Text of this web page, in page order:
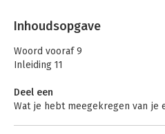
Inhoudsopgave
Woord vooraf 9
Inleiding 11
Deel een
Wat je hebt meegekregen van je